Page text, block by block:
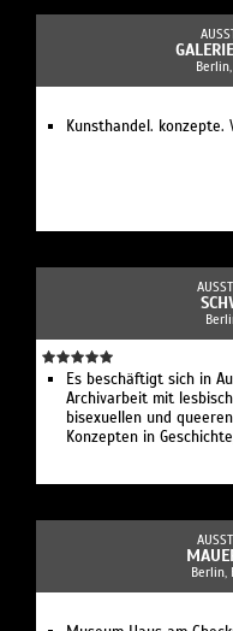
Kunsthandel. konzepte.
Es beschäftigt sich in
Archivarbeit mit
bisexuellen und
Konzepten in
Berlin,